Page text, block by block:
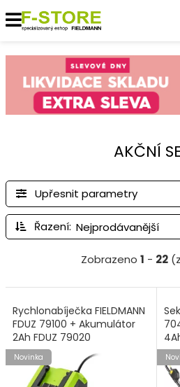
AKČNÍ
Upřesnit parametry
Řazení:
Zobrazeno 1 - 22(z
Rychlonabíječka FIELDMANN
FDUZ 79100 + Akumulátor
2Ah FDUZ 79020
Novinka